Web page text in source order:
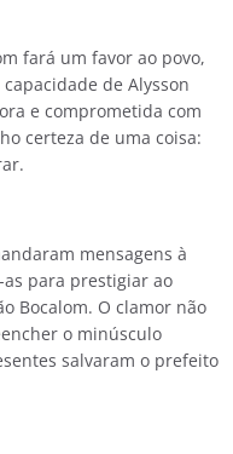
fará um favor ao povo,
de Alysson
e comprometida com
certeza de uma coisa:
mensagens à
para prestigiar ao
Bocalom. O clamor não
o minúsculo
salvaram o prefeito